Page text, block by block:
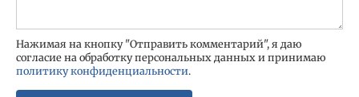
Нажимая на кнопку "Отправить комментарий", я даю
согласие на обработку персональных данных и принимаю
политику конфиденциальности.